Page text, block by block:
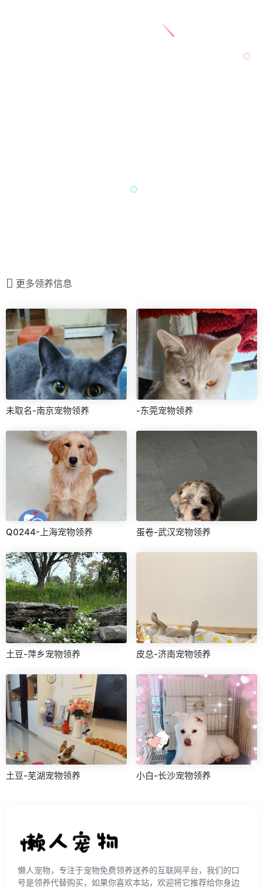
更多领养信息
未取名-南京宠物领养 -东莞宠物领养
Q0244-上海宠物领养 蛋卷-武汉宠物领养
土豆-萍乡宠物领养 皮总-济南宠物领养
土豆-芜湖宠物领养 小白-长沙宠物领养
懒人宠物，专注于宠物免费领养送养的互联网平台，我们的口
号是领养代替购买，如果你喜欢本站，欢迎将它推荐给你身边